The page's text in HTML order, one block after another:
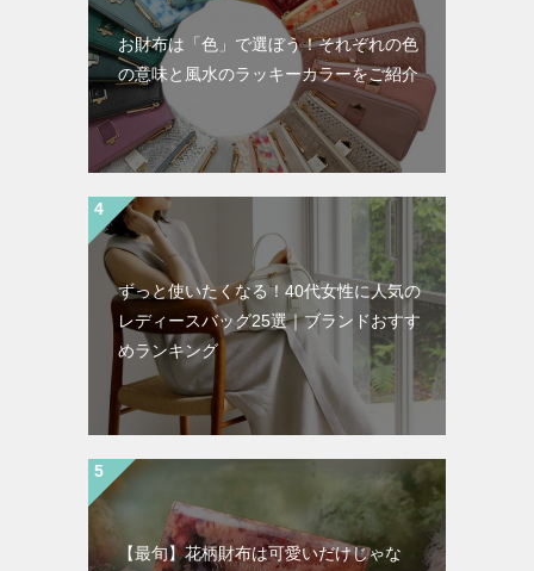
お財布は「色」で選ぼう！それぞれの色
の意味と風水のラッキーカラーをご紹介
ずっと使いたくなる！40代女性に人気の
レディースバッグ25選｜ブランドおすす
めランキング
【最旬】花柄財布は可愛いだけじゃな